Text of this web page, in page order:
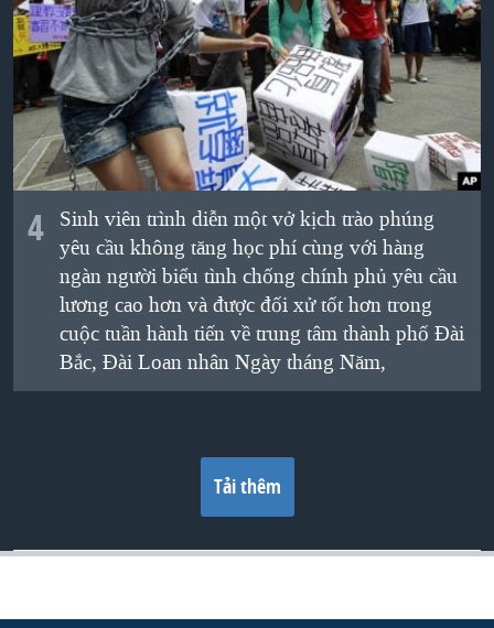
4
Sinh viên trình diễn một vở kịch trào phúng
yêu cầu không tăng học phí cùng với hàng
ngàn người biểu tình chống chính phủ yêu cầu
lương cao hơn và được đối xử tốt hơn trong
cuộc tuần hành tiến về trung tâm thành phố Đài
Bắc, Đài Loan nhân Ngày tháng Năm,
Tải thêm